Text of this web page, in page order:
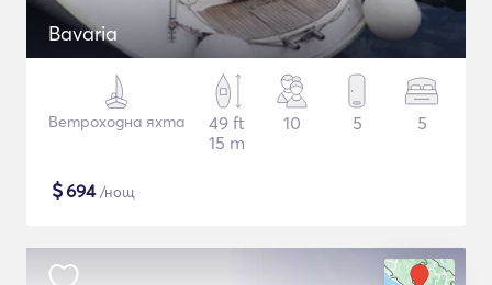
Bavaria
Ветроходна яхта
49 ft
15 m
10 5 5
$694/нощ